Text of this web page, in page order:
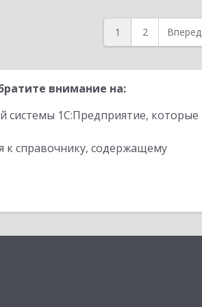
1 2 Вперед
внимание на:
системы 1С:Предприятие, которые
к справочнику, содержащему